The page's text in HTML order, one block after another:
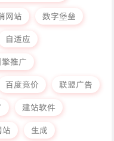
网站
数字堡垒
自适应
推广
百度竞价
联盟广告
建站软件
站
生成